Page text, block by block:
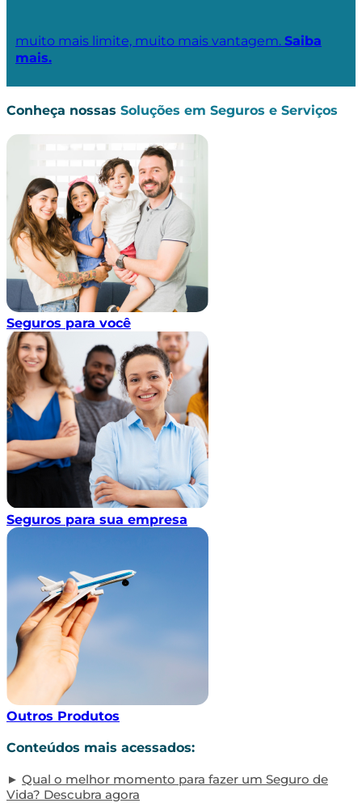
muito mais limite, muito mais vantagem. Saiba
mais.
Conheça nossas Soluções em Seguros e Serviços
Seguros para você
Seguros para sua empresa
Outros Produtos
Conteúdos mais acessados:
Qual o melhor momento para fazer um Seguro de
Vida? Descubra agora